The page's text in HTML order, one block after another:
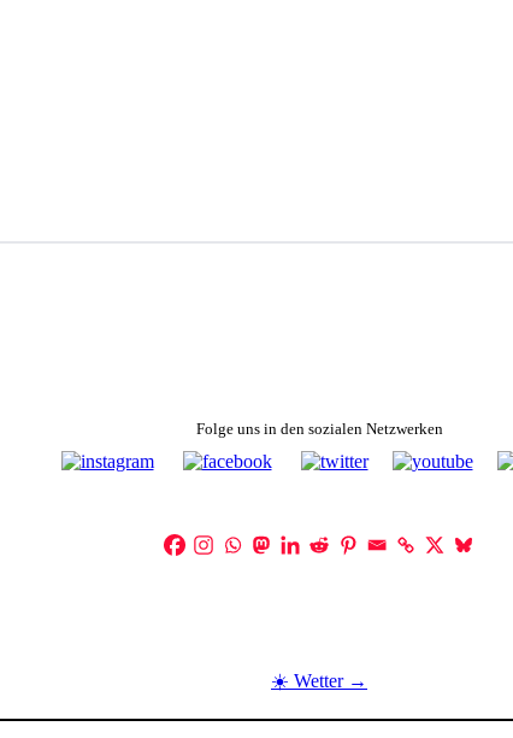
Folge uns in den sozialen Netzwerken
☀️ Wetter →